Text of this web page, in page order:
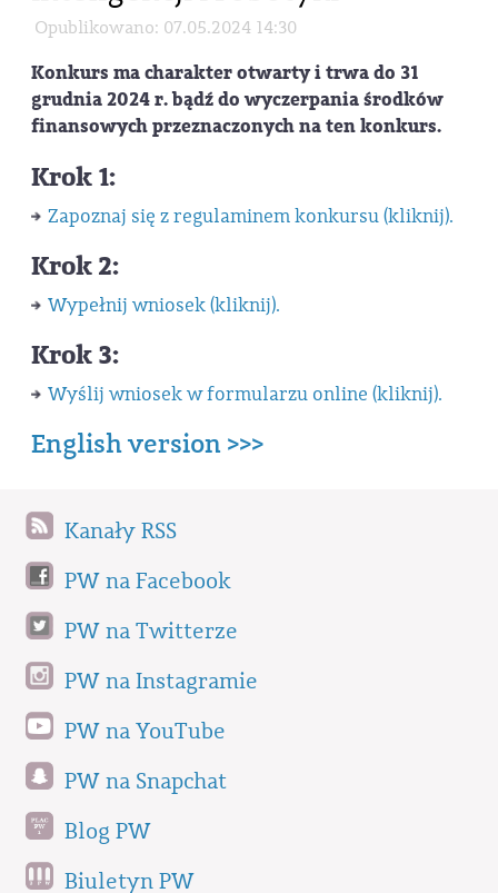
Opublikowano: 07.05.2024 14:30
Konkurs ma charakter otwarty i trwa do 31
grudnia 2024 r. bądź do wyczerpania środków
finansowych przeznaczonych na ten konkurs.
Krok 1:
Zapoznaj się z regulaminem konkursu (kliknij).
Krok 2:
Wypełnij wniosek (kliknij).
Krok 3:
Wyślij wniosek w formularzu online (kliknij).
English version >>>
Kanały RSS
PW na Facebook
PW na Twitterze
PW na Instagramie
PW na YouTube
PW na Snapchat
Blog PW
Biuletyn PW